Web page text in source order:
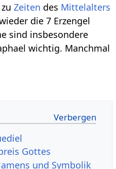
zuZeiten des Mittelalters
die 7 Erzengel
sind insbesondere
wichtig. Manchmal
Gottes
und Symbolik